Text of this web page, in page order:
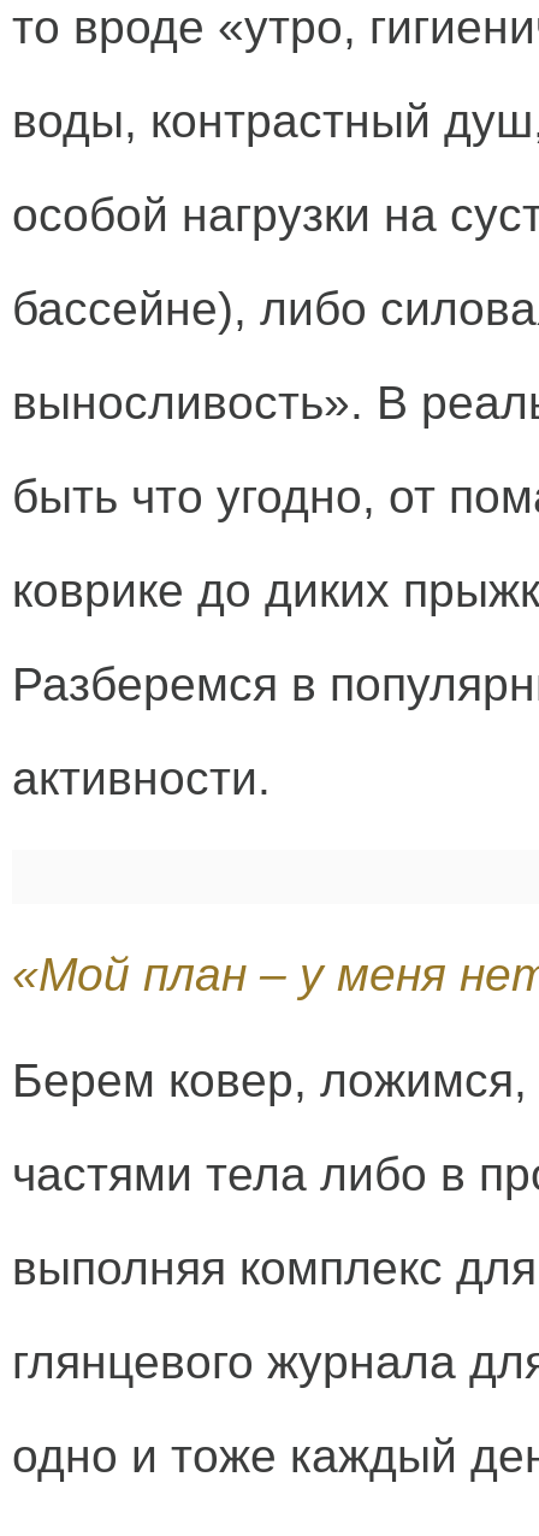
то вроде «утро,
воды, контрастный
особой нагрузки на
бассейне), либо
выносливость». В
быть что угодно, от
коврике до диких
Разберемся в
активности.
«Мой план – у меня
Берем ковер,
частями тела либо в
выполняя комплекс
глянцевого журнала
одно и тоже каждый